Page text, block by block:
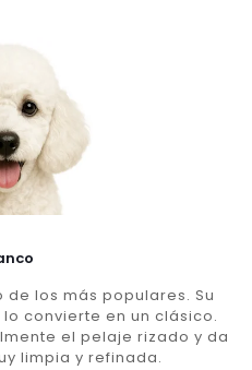
los más populares. Su
convierte en un clásico.
el pelaje rizado y da
limpia y refinada.